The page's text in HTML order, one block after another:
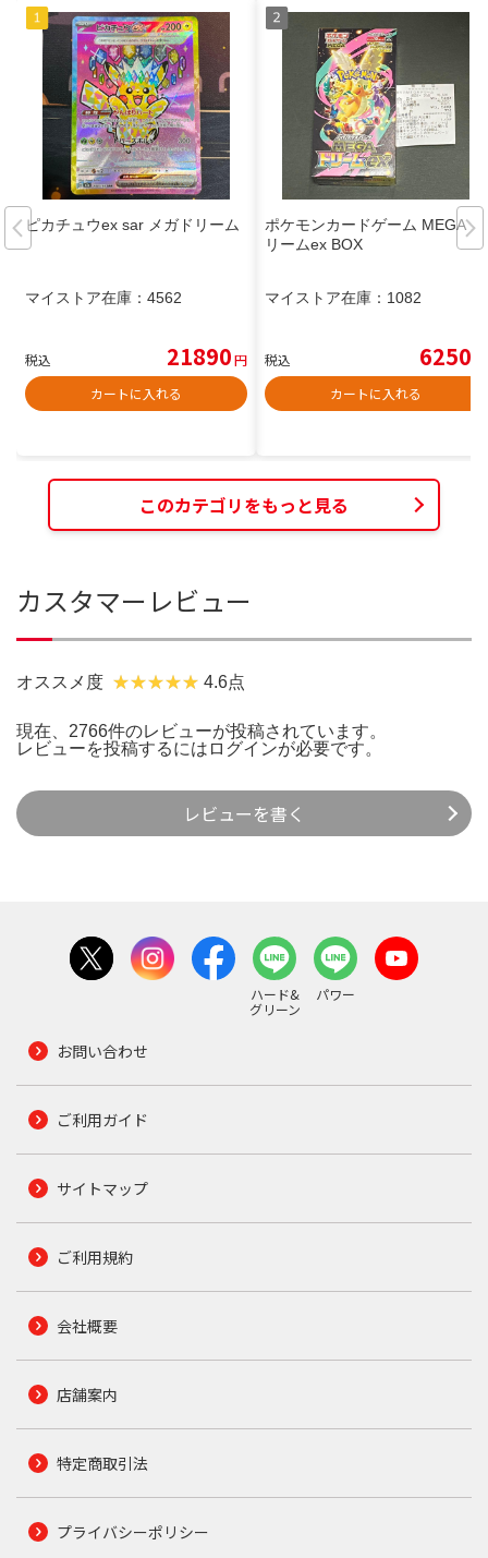
ピカチュウex sar メガドリーム
マイストア在庫： 4562
税込 21890円
カートに入れる
ポケモンカードゲーム MEGAド
リームex BOX
マイストア在庫： 1082
税込 6250
カートに入れる
このカテゴリをもっと見る
カスタマーレビュー
オススメ度 4.6点
現在、2766件のレビューが投稿されています。
レビューを投稿するには ログインが必要です。
レビューを書く
ハード&
グリーン
パワー
お問い合わせ
ご利用ガイド
サイトマップ
ご利用規約
会社概要
店舗案内
特定商取引法
プライバシーポリシー